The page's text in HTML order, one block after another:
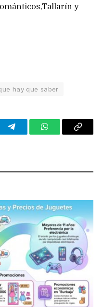
y
hay que saber
TelegramWhatsAppCopy